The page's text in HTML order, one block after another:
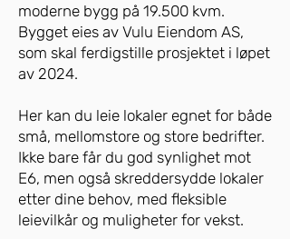
moderne bygg på 19.500 kvm.
Bygget eies av Vulu Eiendom AS,
som skal ferdigstille prosjektet i løpet
av 2024.
Her kan du leie lokaler egnet for både
små, mellomstore og store bedrifter.
Ikke bare får du god synlighet mot
E6, men også skreddersydde lokaler
etter dine behov, med fleksible
leievilkår og muligheter for vekst.